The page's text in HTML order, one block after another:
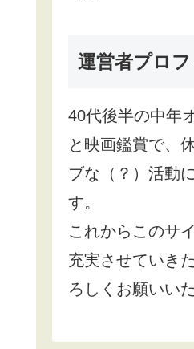
運営者プロ
40代後半の中年
と映画鑑賞で、
ブな（？）活動
す。
これからこのサ
充実させていき
ろしくお願いい